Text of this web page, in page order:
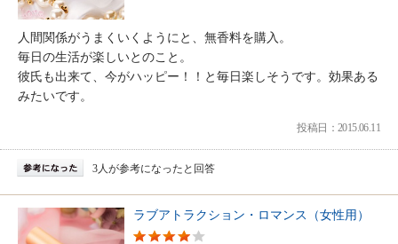
人間関係がうまくいくようにと、無香料を購入。
毎日の生活が楽しいとのこと。
彼氏も出来て、今がハッピー！！と毎日楽しそうです。効果ある
みたいです。
投稿日：2015.06.11
3人が参考になったと回答
ラブアトラクション・ロマンス（女性用）